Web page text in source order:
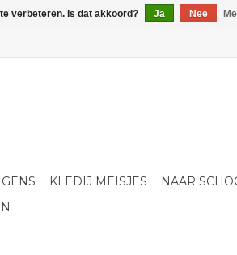
KLEDIJ MEISJES NAAR
verbeteren. Is dat akkoord? Ja Nee